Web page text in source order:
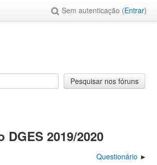
Sem autenticação (Entrar)
2019/2020
Questionário